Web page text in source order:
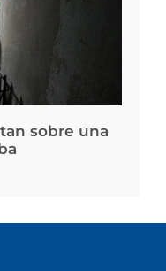
sobre una